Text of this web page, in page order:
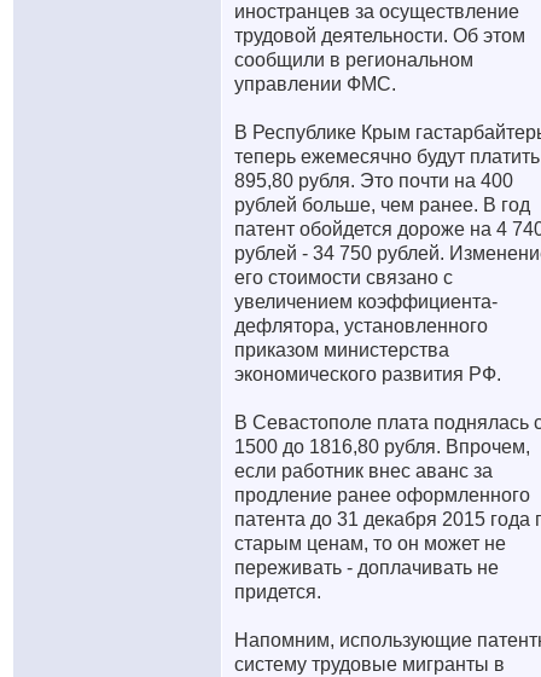
иностранцев за осуществление
трудовой деятельности. Об этом
сообщили в региональном
управлении ФМС.
В Республике Крым
теперь ежемесячно будут
895,80 рубля. Это почти на 400
рублей больше, чем ранее. В год
патент обойдется дороже на 4
рублей - 34 750 рублей.
его стоимости связано с
увеличением коэффициента-
дефлятора, установленного
приказом министерства
экономического развития РФ.
В Севастополе плата поднялась
1500 до 1816,80 рубля. Впрочем,
если работник внес аванс за
продление ранее оформленного
патента до 31 декабря 2015 года
старым ценам, то он может не
переживать - доплачивать не
придется.
Напомним, использующие
систему трудовые мигранты в